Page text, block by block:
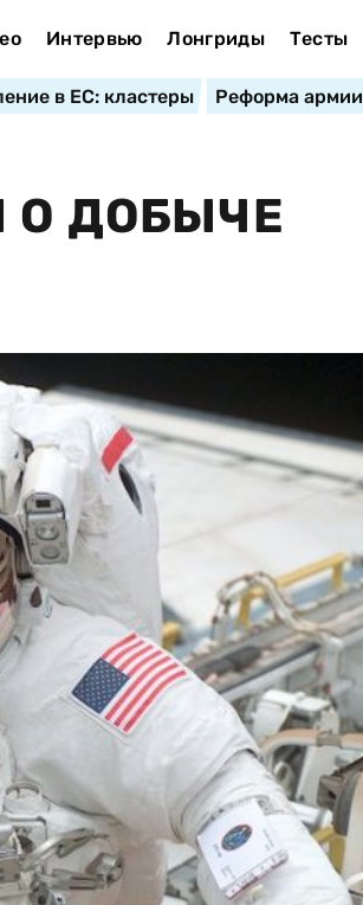
Интервью Лонгриды Тесты
в ЕС: кластеры Реформа армии
О ДОБЫЧЕ